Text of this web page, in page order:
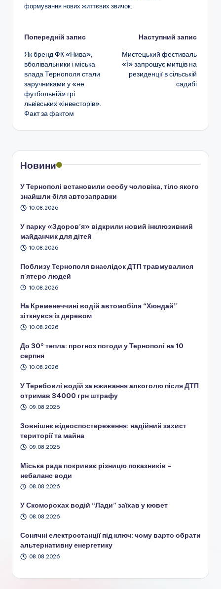
формування нових життєвих звичок.
Навігація
по
запису
Попередній запис
Як бренд ФК «Нива»,
вболівальники і міська
влада Тернополя стали
заручниками у «не
футбольній» грі
львівських «інвесторів».
Факт за фактом
Наступний запис
Мистецький фестиваль
«Ї» запрошує митців на
резиденції в сільській
садибі
Новини
У Тернополі встановили особу чоловіка, тіло якого
знайшли біля автозаправки
10.08.2026
У парку «Здоров’я» відкрили новий інклюзивний
майданчик для дітей
10.08.2026
Поблизу Тернополя внаслідок ДТП травмувалися
п’ятеро людей
10.08.2026
На Кременеччині водій автомобіля “Хюндай”
зіткнувся із деревом
10.08.2026
До 30° тепла: прогноз погоди у Тернополі на 10
серпня
10.08.2026
У Теребовлі водій за вживання алкоголю після ДТП
отримав 34000 грн штрафу
09.08.2026
Зовнішнє відеоспостереження: надійний захист
території та майна
09.08.2026
Міська рада покриває різницю показників –
небаланс води
08.08.2026
У Скоморохах водій “Лади” заїхав у кювет
08.08.2026
Сонячні електростанції під ключ: чому варто обрати
альтернативну енергетику
08.08.2026